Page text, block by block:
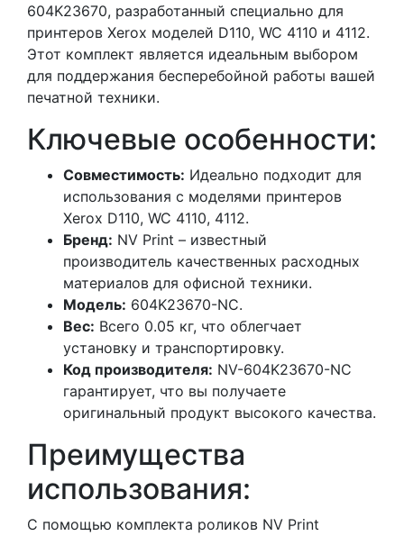
604K23670, разработанный специально для
принтеров Xerox моделей D110, WC 4110 и 4112.
Этот комплект является идеальным выбором
для поддержания бесперебойной работы вашей
печатной техники.
Ключевые особенности:
Совместимость: Идеально подходит для
использования с моделями принтеров
Xerox D110, WC 4110, 4112.
Бренд: NV Print – известный
производитель качественных расходных
материалов для офисной техники.
Модель: 604K23670-NC.
Вес: Всего 0.05 кг, что облегчает
установку и транспортировку.
Код производителя: NV-604K23670-NC
гарантирует, что вы получаете
оригинальный продукт высокого качества.
Преимущества
использования:
С помощью комплекта роликов NV Print